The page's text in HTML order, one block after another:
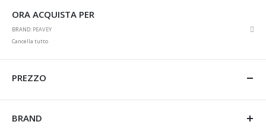
ORA ACQUISTA PER
BRAND PEAVEY
Cancella tutto
PREZZO
BRAND